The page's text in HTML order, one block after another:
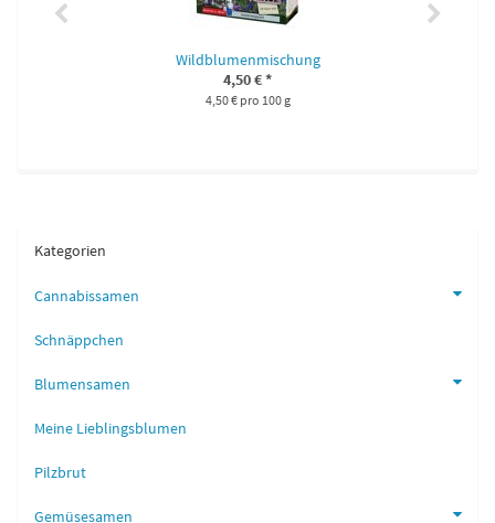
Wildblumenmischung
4,50 €*
4,50 € pro 100 g
Kategorien
Cannabissamen
Schnäppchen
Blumensamen
Meine Lieblingsblumen
Pilzbrut
Gemüsesamen